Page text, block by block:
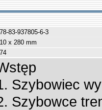
83-937805-6-3
x 280 mm
Szybowiec
Szybowce